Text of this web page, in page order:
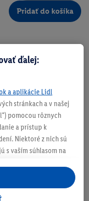
Pridať do košíka
LYCRA®
ďalej:
a aplikácie Lidl
stránkach a v našej
pomocou rôznych
a prístup k
Niektoré z nich sú
s vaším súhlasom na
aj mimo nich. Ak
účely sa spracúvajú